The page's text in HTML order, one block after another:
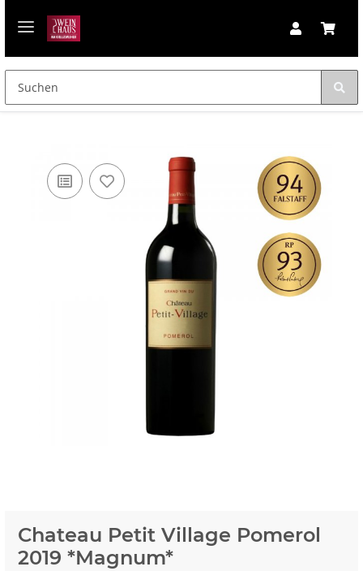
Chateau Petit Village Pomerol
2019 *Magnum*